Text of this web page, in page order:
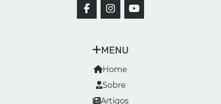
MENU
Home
Sobre
Artigos